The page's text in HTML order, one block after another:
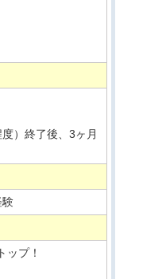
）終了後、3ヶ月
験
ップ！